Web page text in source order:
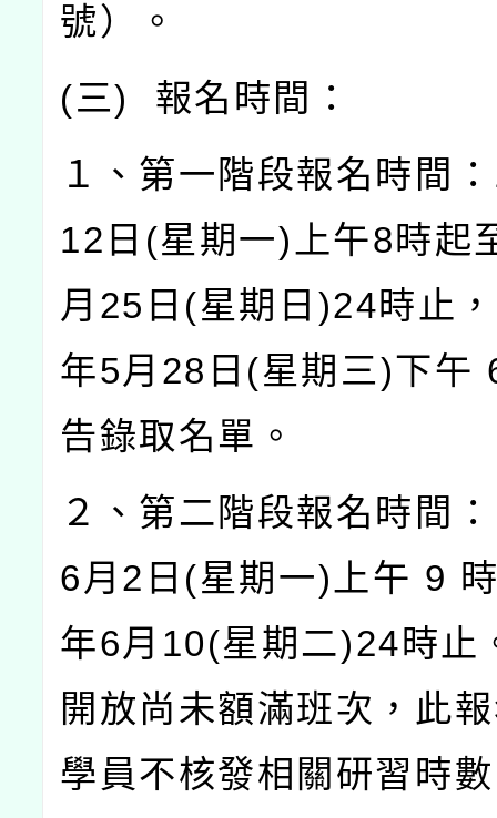
號）。
(三) 報名時間：
１、第一階段報名時間：
12 日 (星期一) 上午8時起
月 25 日 (星期日 )24時止
年5月 28 日 (星期三)下午
告錄取名單。
２、第二階段報名時間
6月 2 日 (星期一) 上午 9
年6月 10(星期二)24時止
開放尚未額滿班次，此
學員不核發相關研習時